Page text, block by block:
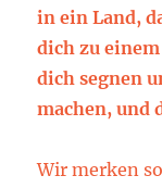
in ein Land,
dich zu
dich segnen
machen, und
Wir merken